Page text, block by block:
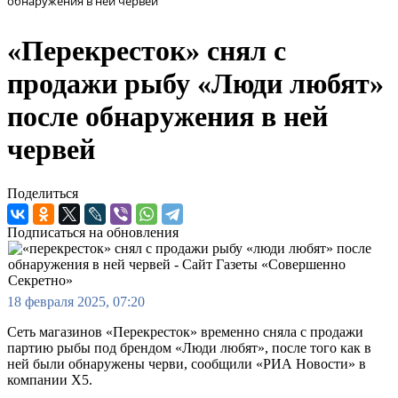
«Перекресток» снял с
продажи рыбу «Люди любят»
после обнаружения в ней
червей
Поделиться
Подписаться на обновления
18 февраля 2025, 07:20
Сеть магазинов «Перекресток» временно сняла с продажи
партию рыбы под брендом «Люди любят», после того как в
ней были обнаружены черви, сообщили «РИА Новости» в
компании Х5.